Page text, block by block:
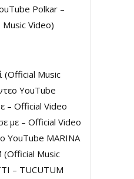
Polkar –
Video)
(Official Music
YouTube
– Official Video
με – Official Video
YouTube MARINA
(Official Music
– TUCUTUM